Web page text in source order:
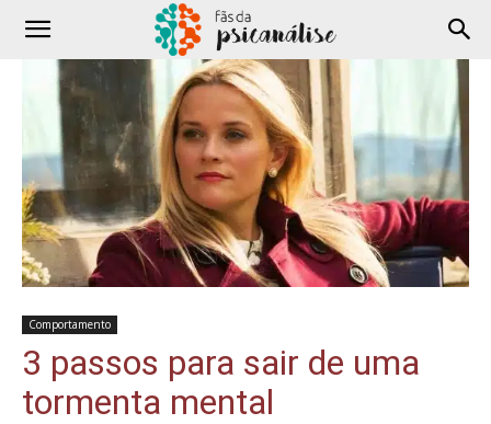
Comportamento
3 passos para sair de uma
tormenta mental